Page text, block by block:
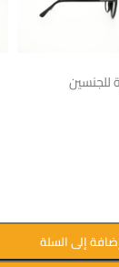
للجنسين
إلى السلة